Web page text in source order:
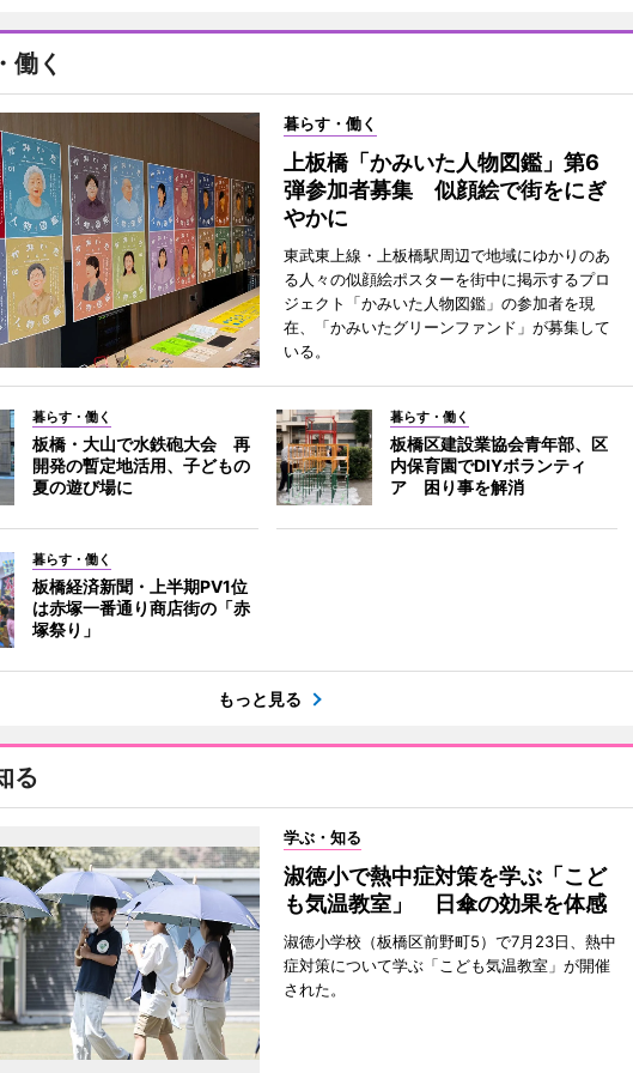
働く
暮らす・働く
上板橋「かみいた人物図鑑」第6
弾参加者募集 似顔絵で街をにぎ
やかに
東武東上線・上板橋駅周辺で地域にゆかりのあ
る人々の似顔絵ポスターを街中に掲示するプロ
ジェクト「かみいた人物図鑑」の参加者を現
在、「かみいたグリーンファンド」が募集して
いる。
暮らす・働く
板橋・大山で水鉄砲大会 再
開発の暫定地活用、子どもの
夏の遊び場に
暮らす・働く
板橋区建設業協会青年部、区
内保育園でDIYボランティ
ア 困り事を解消
暮らす・働く
板橋経済新聞・上半期PV1位
は赤塚一番通り商店街の「赤
塚祭り」
もっと見る
る
学ぶ・知る
淑徳小で熱中症対策を学ぶ「こど
も気温教室」 日傘の効果を体感
淑徳小学校（板橋区前野町5）で7月23日、熱中
症対策について学ぶ「こども気温教室」が開催
された。